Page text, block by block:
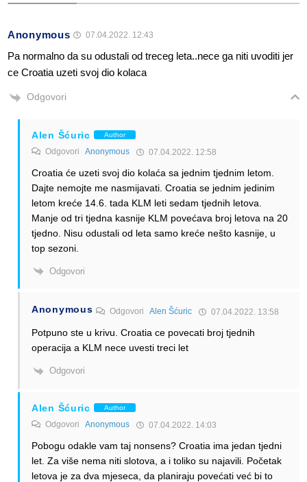
Anonymous 07.04.2022. 12:43
Pa normalno da su odustali od treceg leta..nece ga niti uvoditi jer
ce Croatia uzeti svoj dio kolaca
Odgovori
Alen Šćuric Author
Odgovori Anonymous 07.04.2022. 12:58
Croatia će uzeti svoj dio kolaća sa jednim tjednim letom.
Dajte nemojte me nasmijavati. Croatia se jednim jedinim
letom kreće 14.6. tada KLM leti sedam tjednih letova.
Manje od tri tjedna kasnije KLM povećava broj letova na 20
tjedno. Nisu odustali od leta samo kreće nešto kasnije, u
top sezoni.
Odgovori
Anonymous OdgovoriAlen Šćuric 07.04.2022. 13:58
Potpuno ste u krivu. Croatia ce povecati broj tjednih
operacija a KLM nece uvesti treci let
Odgovori
Alen Šćuric Author
Odgovori Anonymous 07.04.2022. 14:03
Pobogu odakle vam taj nonsens? Croatia ima jedan tjedni
let. Za više nema niti slotova, a i toliko su najavili. Početak
letova je za dva mjeseca, da planiraju povećati već bi to